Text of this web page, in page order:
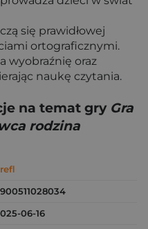
się prawidłowej
ortograficznymi.
wyobraźnię oraz
naukę czytania.
na temat gry Gra
rodzina
06-16